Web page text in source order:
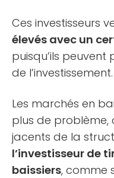
Ces investisseurs
élevés avec un
puisqu’ils peuvent
de l’investissement.
Les marchés en
plus de problème,
jacents de la
l’investisseur de
baissiers, comme